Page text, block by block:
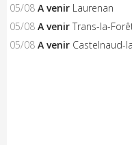
05/08 A venir Laurenan
05/08 A venir Trans-la-
05/08 A venir Castelnaud-